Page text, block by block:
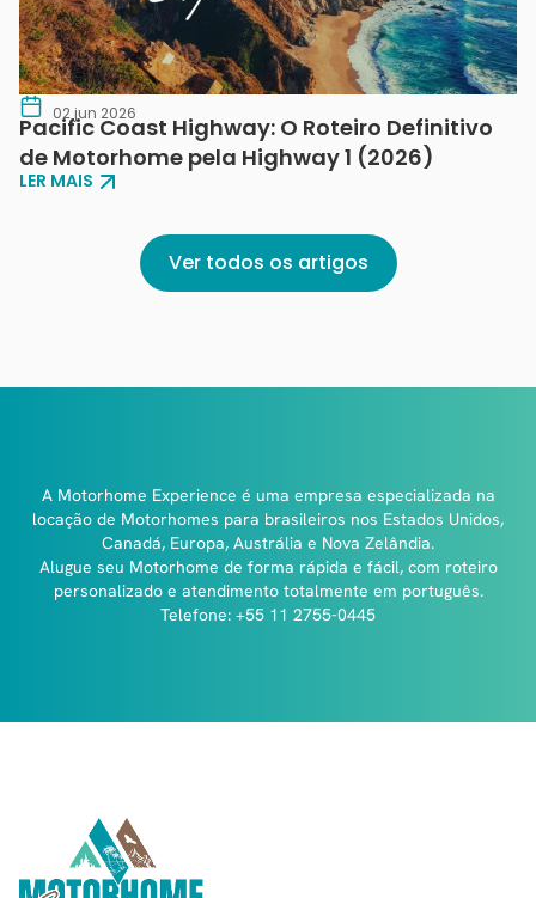
02 jun 2026
Pacific Coast Highway: O Roteiro Definitivo
de Motorhome pela Highway 1 (2026)
LER MAIS
Ver todos os artigos
A Motorhome Experience é uma empresa especializada na
locação de Motorhomes para brasileiros nos Estados Unidos,
Canadá, Europa, Austrália e Nova Zelândia.
Alugue seu Motorhome de forma rápida e fácil, com roteiro
personalizado e atendimento totalmente em português.
Telefone: +55 11 2755-0445